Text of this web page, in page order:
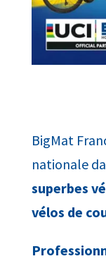
BigMat
nationale
superbes
vélos de